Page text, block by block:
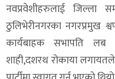
नवप्रवेशीहरुलाई जिल्ला
ठुलिभेरीनगरका नगरप्रमुख
कार्यबाहक सभापति लब
शाही,दशरथ रोकाया